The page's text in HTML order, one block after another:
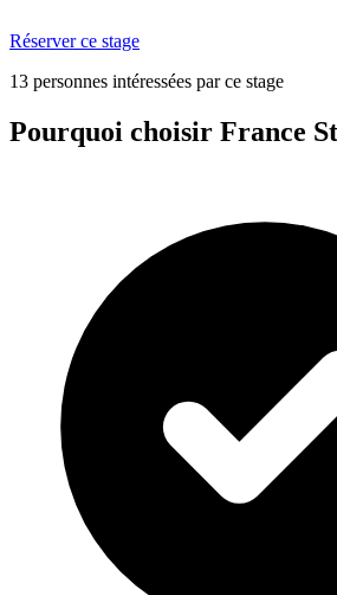
Réserver ce stage
13 personnes intéressées par ce stage
Pourquoi choisir France